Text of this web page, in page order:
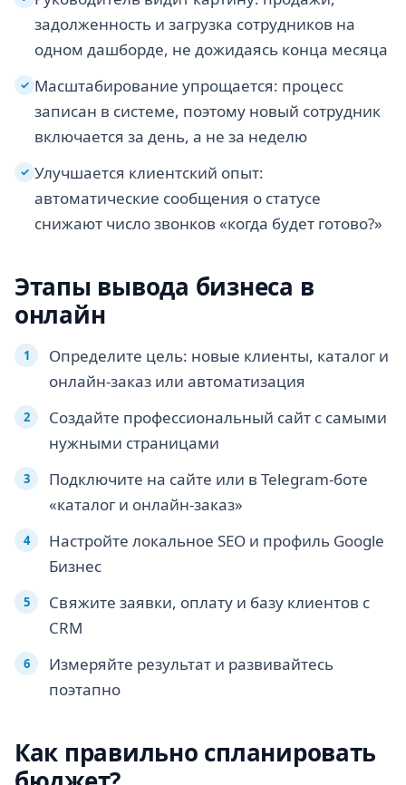
задолженность и загрузка сотрудников на
одном дашборде, не дожидаясь конца месяца
✓ Масштабирование упрощается: процесс
записан в системе, поэтому новый сотрудник
включается за день, а не за неделю
✓ Улучшается клиентский опыт:
автоматические сообщения о статусе
снижают число звонков «когда будет готово?»
Этапы вывода бизнеса в
онлайн
Определите цель: новые клиенты, каталог и
онлайн-заказ или автоматизация
Создайте профессиональный сайт с самыми
нужными страницами
Подключите на сайте или в Telegram-боте
«каталог и онлайн-заказ»
Настройте локальное SEO и профиль Google
Бизнес
Свяжите заявки, оплату и базу клиентов с
CRM
Измеряйте результат и развивайтесь
поэтапно
Как правильно спланировать